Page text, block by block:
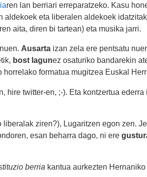
ren lan berriari erreparatzeko. Kasu
aldekoek eta liberalen aldekoek
aita, diren bi tartean) eta musika jarri.
Ausartaizan zela ere pentsatu
bost lagunez osaturiko bandarekin
formatua mugitzea Euskal
hire twitter-en, ;-). Eta kontzertua
ziren?), Lugaritzen egon zen.
esan beharra dago, ni ere
berria kantua aurkezten